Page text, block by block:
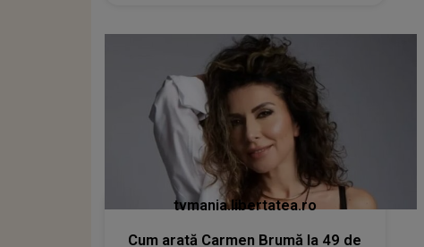
tvmania.libertatea.ro
Cum arată Carmen Brumă la 49 de